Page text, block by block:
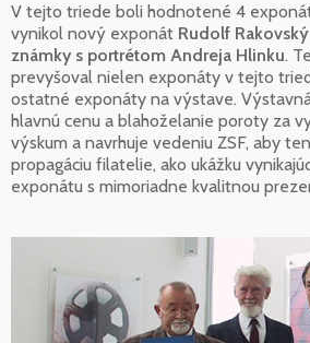
V tejto triede boli hodnotené 4
vynikol nový exponát Rudolf
známky s portrétom Andreja Hlinku.
prevyšoval nielen exponáty v tejto
ostatné exponáty na výstave.
hlavnú cenu a blahoželanie poroty za
výskum a navrhuje vedeniu ZSF, aby
propagáciu filatelie, ako ukážku
exponátu s mimoriadne kvalitnou